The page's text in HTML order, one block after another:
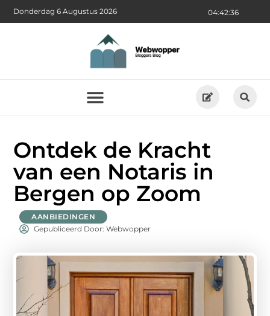
04:42:37
Donderdag 6 Augustus 2026
Ontdek de Kracht
van een Notaris in
Bergen op Zoom
AANBIEDINGEN
Gepubliceerd Door: Webwopper